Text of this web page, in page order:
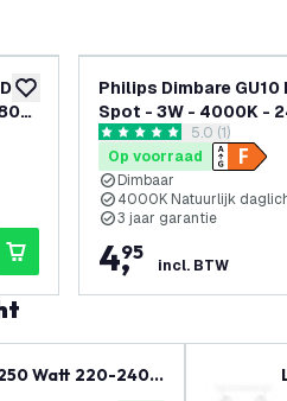
toevoegen aan verlanglijst
Philips Dimbare GU10
Spot - 3W - 4000K -
Lumen - Transparant
reviews
5 score sterren5.0 (1)
Op voorraad
Dimbaar
4000K Natuurlijk
3 jaar garantie
4,
95
incl. BTW
Watt 220-240V